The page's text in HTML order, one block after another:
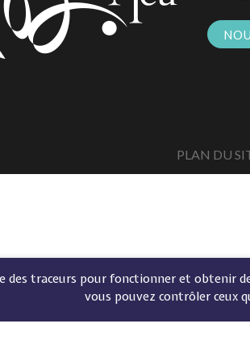
des traceurs pour fonctionner et obtenir
vous pouvez contrôler ceux
PLAN DU